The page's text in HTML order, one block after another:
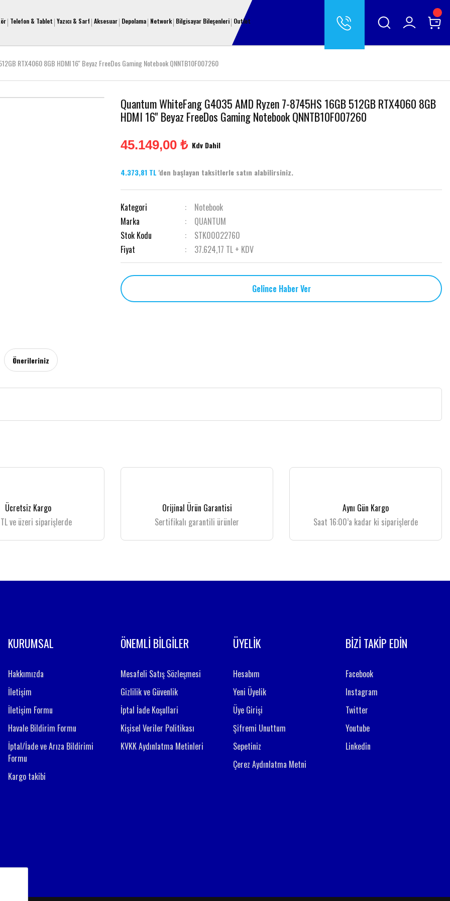
Telefon & Tablet Yazıcı & Sarf Aksesuar Depolama Network Bilgisayar Bileşenleri Outlet
RTX4060 8GB HDMI 16'' Beyaz FreeDos Gaming Notebook QNNTB10F007260
Quantum WhiteFang G4035 AMD Ryzen 7-8745HS 16GB 512GB RTX4060 8GB
HDMI 16'' Beyaz FreeDos Gaming Notebook QNNTB10F007260
45.149,00 ₺ Kdv Dahil
4.373,81 TL 'den başlayan taksitlerle satın alabilirsiniz.
Kategori
Notebook
Marka
QUANTUM
Stok Kodu
STK00022760
Fiyat
37.624,17 TL + KDV
Gelince Haber Ver
Önerileriniz
Ücretsiz Kargo
ve üzeri siparişlerde
Orijinal Ürün Garantisi
Sertifikalı garantili ürünler
Aynı Gün Kargo
Saat 16:00’a kadar ki siparişlerde
KURUMSAL
Hakkımızda
İletişim
İletişim Formu
Havale Bildirim Formu
İptal/İade ve Arıza Bildirimi
Formu
Kargo takibi
ÖNEMLİ BİLGİLER
Mesafeli Satış Sözleşmesi
Gizlilik ve Güvenlik
İptal İade Koşullari
Kişisel Veriler Politikası
KVKK Aydınlatma Metinleri
ÜYELİK
Hesabım
Yeni Üyelik
Üye Girişi
Şifremi Unuttum
Sepetiniz
Çerez Aydınlatma Metni
BİZİ TAKİP EDİN
Facebook
Instagram
Twitter
Youtube
Linkedin